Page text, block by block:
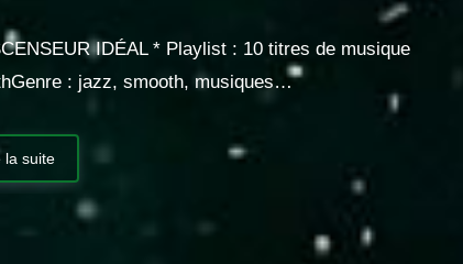
IDÉAL * Playlist : 10 titres de musique
: jazz, smooth, musiques…
la suite